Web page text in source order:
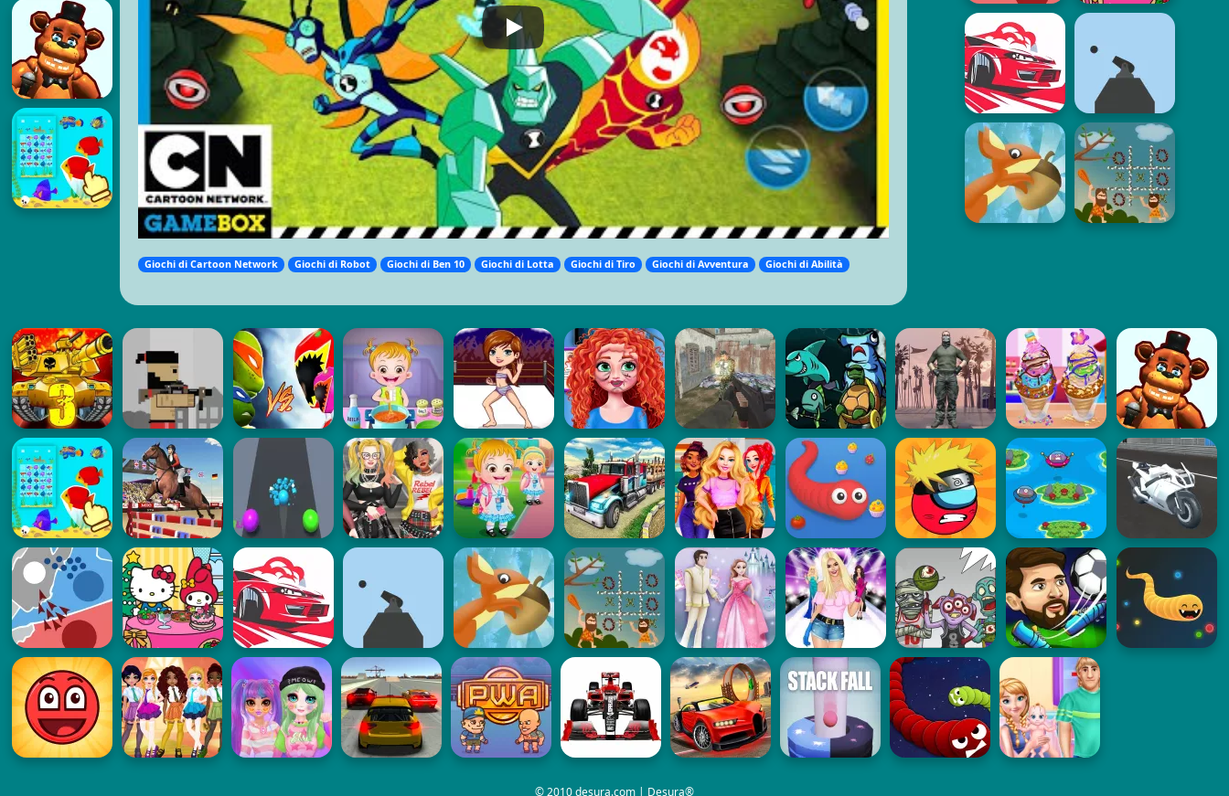
Giochi di Cartoon Network Giochi di Robot Giochi di Ben 10 Giochi di Lotta Giochi di Tiro Giochi di Avventura Giochi di Abilità
© 2010 desura.com | Desura®